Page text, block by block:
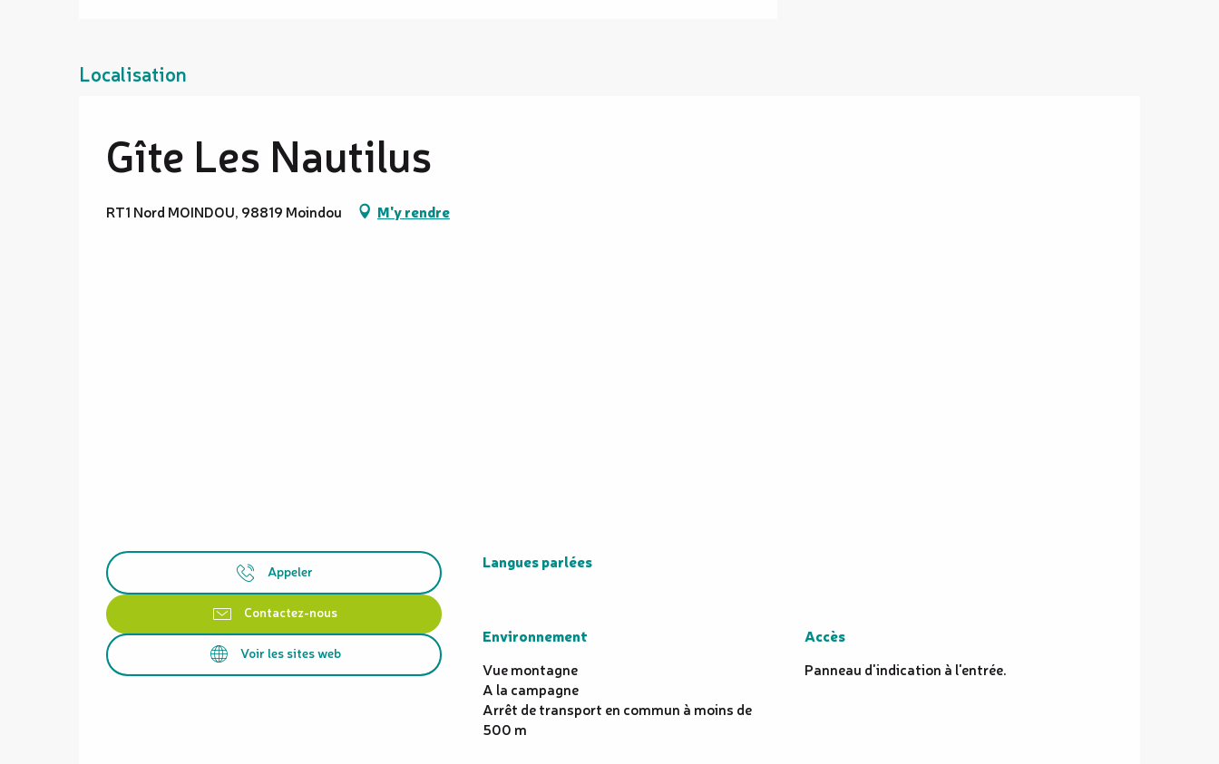
Localisation
Gîte Les Nautilus
RT1 Nord MOINDOU, 98819 Moindou M'y rendre
Appeler
Contactez-nous
Voir les sites web
Langues parlées
Langues parlées
Environnement
Environnement
Vue montagne
A la campagne
Arrêt de transport en commun à moins de
500 m
Accès
Accès
Panneau d'indication à l'entrée.